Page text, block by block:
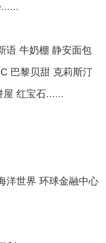
语 牛奶棚 静安面包
巴黎贝甜 克莉斯汀
屋 红宝石......
洋世界 环球金融中心